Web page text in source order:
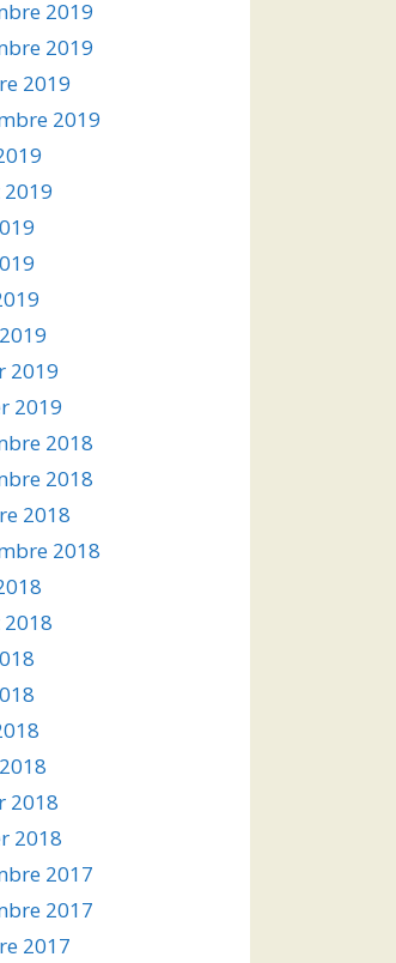
2019
2019
2019
2019
2019
2019
2018
2018
2018
2018
2018
2018
2017
2017
2017